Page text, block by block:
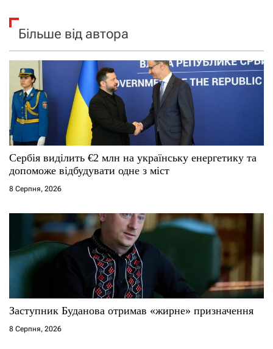
Більше від автора
Сербія виділить €2 млн на українську енергетику та
допоможе відбудувати одне з міст
8 Серпня, 2026
Заступник Буданова отримав «жирне» призначення
8 Серпня, 2026